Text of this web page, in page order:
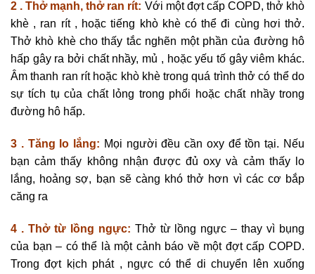
2 . Thở mạnh, thở ran rít: Với một đợt cấp COPD, thở khò
khè , ran rít , hoặc tiếng khò khè có thể đi cùng hơi thở.
Thở khò khè cho thấy tắc nghẽn một phần của đường hô
hấp gây ra bởi chất nhầy, mủ , hoặc yếu tố gây viêm khác.
Âm thanh ran rít hoặc khò khè trong quá trình thở có thể do
sự tích tụ của chất lỏng trong phổi hoặc chất nhầy trong
đường hô hấp.
3 . Tăng lo lắng: Mọi người đều cần oxy để tồn tại. Nếu
bạn cảm thấy không nhận được đủ oxy và cảm thấy lo
lắng, hoảng sợ, bạn sẽ càng khó thở hơn vì các cơ bắp
căng ra
4 . Thở từ lồng ngực: Thở từ lồng ngực – thay vì bụng
của bạn – có thể là một cảnh báo về một đợt cấp COPD.
Trong đợt kịch phát , ngực có thể di chuyển lên xuống